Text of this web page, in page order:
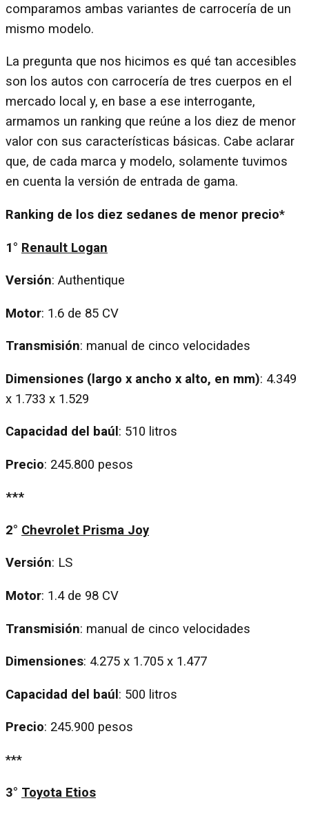
comparamos ambas variantes de carrocería de un
mismo modelo.
La pregunta que nos hicimos es qué tan accesibles
son los autos con carrocería de tres cuerpos en el
mercado local y, en base a ese interrogante,
armamos un ranking que reúne a los diez de menor
valor con sus características básicas. Cabe aclarar
que, de cada marca y modelo, solamente tuvimos
en cuenta la versión de entrada de gama.
Ranking de los diez sedanes de menor precio*
1° Renault Logan
Versión: Authentique
Motor: 1.6 de 85 CV
Transmisión: manual de cinco velocidades
Dimensiones (largo x ancho x alto, en mm): 4.349
x 1.733 x 1.529
Capacidad del baúl : 510 litros
Precio: 245.800 pesos
***
2° Chevrolet Prisma Joy
Versión: LS
Motor: 1.4 de 98 CV
Transmisión: manual de cinco velocidades
Dimensiones: 4.275 x 1.705 x 1.477
Capacidad del baúl: 500 litros
Precio: 245.900 pesos
***
3° Toyota Etios